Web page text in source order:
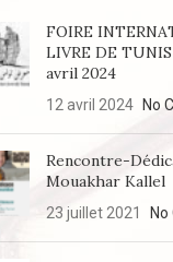
FOIRE
LIVRE DE
avril 2024
12 avril 2024 No
Rencontre-
Mouakhar Kallel
23 juillet 2021